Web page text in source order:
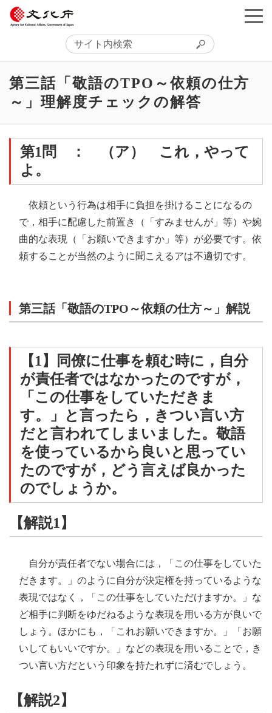
第三話「敬語のTPO～依頼の仕方
～」理解度チェックの解答
第1問 ： （ア） これ，やって
よ。
依頼という行為は相手に負担を掛けることになるの
で，相手に配慮した前置き（「すみませんが」等）や婉
曲的な表現（「お願いできますか」等）が必要です。依
頼することが当然のように聞こえるアは不適切です。
第三話「敬語のTPO～依頼の仕方～」解説
【1】同僚に仕事を頼む時に，自分
が責任者ではなかったのですが，
「この仕事をしていただきま
す。」と言ったら，きつい言い方
だと言われてしまいました。敬語
を使っているから良いと思ってい
たのですが，どう言えば良かった
のでしょうか。
【解説1】
自分が責任者でない場合には，「この仕事をしていた
だきます。」のように自分が決定権を持っているような
表現ではなく，「この仕事をしていただけますか。」な
ど相手に判断をゆだねるような表現を用いる方が良いで
しょう。ほかにも，「これお願いできますか。」「お願
いしてもいいですか。」などの表現を用いることで，き
つい言い方だという印象を持たれずに済むでしょう。
【解説2】